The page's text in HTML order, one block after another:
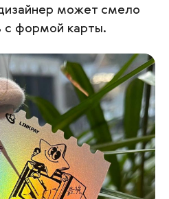
может смело
с формой карты.